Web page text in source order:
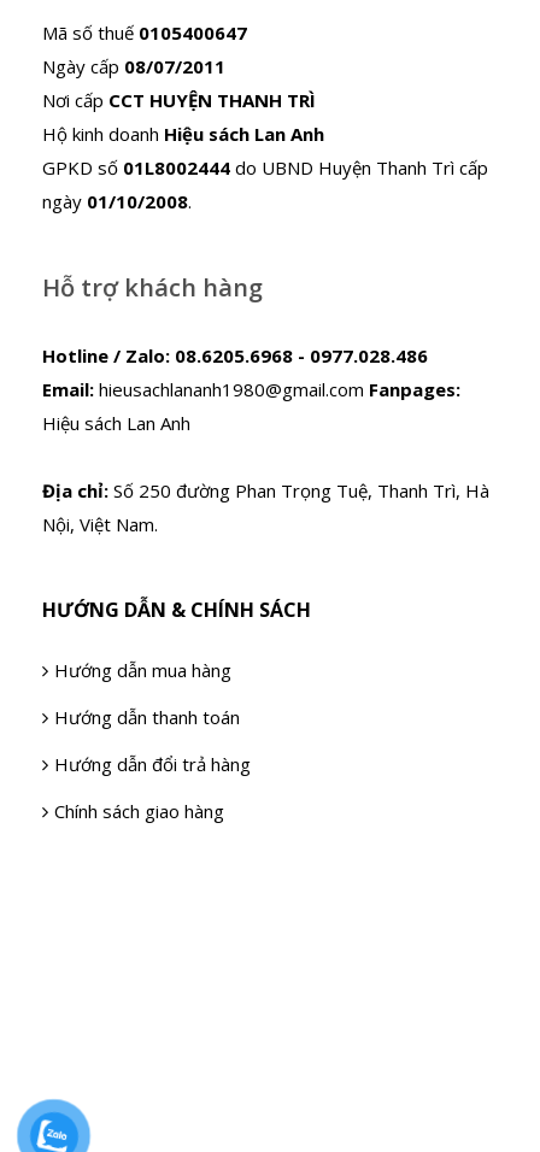
Mã số thuế 0105400647
Ngày cấp 08/07/2011
Nơi cấp CCT HUYỆN THANH TRÌ
Hộ kinh doanh Hiệu sách Lan Anh
GPKD số 01L8002444 do UBND Huyện Thanh Trì cấp
ngày 01/10/2008.
Hỗ trợ khách hàng
Hotline / Zalo: 08.6205.6968 - 0977.028.486
Email: hieusachlananh1980@gmail.com Fanpages:
Hiệu sách Lan Anh
Địa chỉ: Số 250 đường Phan Trọng Tuệ, Thanh Trì, Hà
Nội, Việt Nam.
HƯỚNG DẪN & CHÍNH SÁCH
Hướng dẫn mua hàng
Hướng dẫn thanh toán
Hướng dẫn đổi trả hàng
Chính sách giao hàng